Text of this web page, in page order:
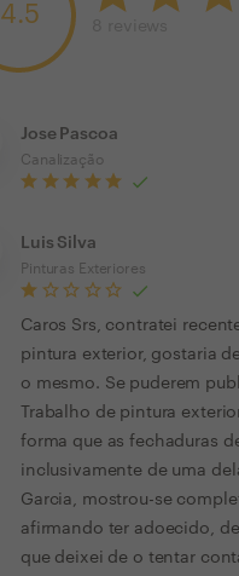
4.5
Jose Pascoa
Canalização
Luis Silva
Pinturas Exteriores
Caros Srs, contratei
pintura exterior, gostaria
o mesmo. Se puderem
Trabalho de pintura
forma que as fechaduras
inclusivamente de uma
Garcia, mostrou-se
afirmando ter adoecido,
que deixei de o tentar